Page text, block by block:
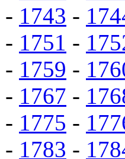
- 1743 -
- 1751 -
- 1759 -
- 1767 -
- 1775 -
- 1783 -